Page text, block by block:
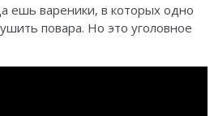
ешь вареники, в которых одно
повара. Но это уголовное